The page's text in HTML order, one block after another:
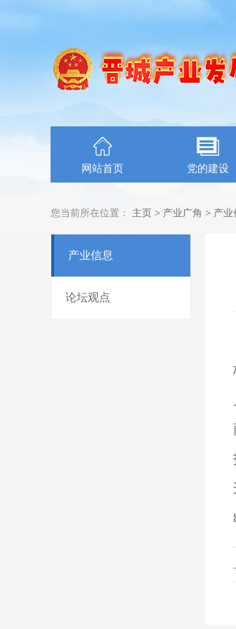
网站首页 党的建设
您当前所在位置： 主页 > 产业广角 > 产业
产业信息
论坛观点